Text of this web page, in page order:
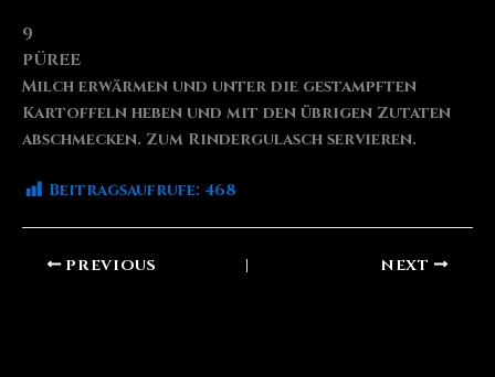
9
PÜREE
Milch erwärmen und unter die gestampften
Kartoffeln heben und mit den übrigen Zutaten
abschmecken. Zum Rindergulasch servieren.
Beitragsaufrufe: 468
PREVIOUS NEXT